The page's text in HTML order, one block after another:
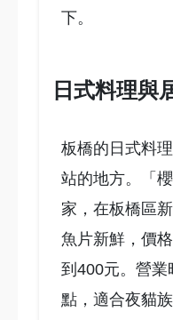
下。
日式料理與
板橋的日式料
站的地方。「
家，在板橋區
魚片新鮮，價
到400元。營
點，適合夜貓